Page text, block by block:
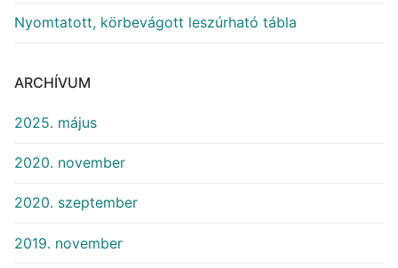
Nyomtatott, körbevágott leszúrható tábla
ARCHÍVUM
2025. május
2020. november
2020. szeptember
2019. november